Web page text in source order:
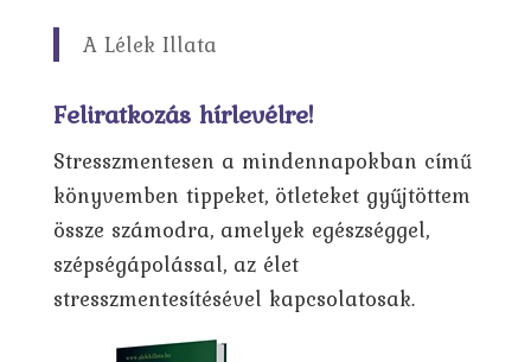
A Lélek Illata
Feliratkozás hírlevélre!
Stresszmentesen a mindennapokban című
könyvemben tippeket, ötleteket gyűjtöttem
össze számodra, amelyek egészséggel,
szépségápolással, az élet
stresszmentesítésével kapcsolatosak.